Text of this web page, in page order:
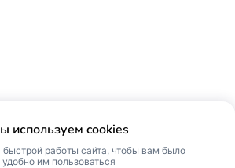
Мы используем cookies
работы сайта, чтобы вам было
удобно им пользоваться